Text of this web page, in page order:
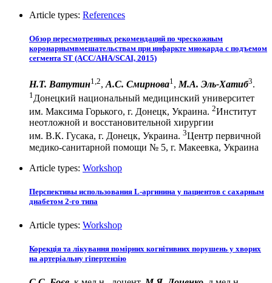
Article types: References
Обзор пересмотренных рекомендаций по чрескожным
коронарнымвмешательствам при инфаркте миокарда с подъемом
сегмента ST (ACC/AHA/SCAI, 2015)
Н.Т. Ватутин1,2,А.С. Смирнова1,М.А. Эль-Хатиб3.
1 Донецкий национальный медицинский университет
им. Максима Горького, г. Донецк, Украина. 2Институт
неотложной и восстановительной хирургии
им. В.К. Гусака, г. Донецк, Украина. 3Центр первичной
медико-санитарной помощи № 5, г. Макеевка, Украина
Article types: Workshop
Перспективы использования L-аргинина у пациентов с сахарным
диабетом 2-го типа
Article types: Workshop
Корекція та лікування помірних когнітивних порушень у хворих
на артеріальну гіпертензію